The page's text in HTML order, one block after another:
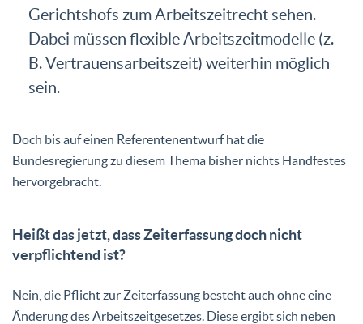
Gerichtshofs zum Arbeitszeitrecht sehen.
Dabei müssen flexible Arbeitszeitmodelle (z.
B. Vertrauensarbeitszeit) weiterhin möglich
sein.
Doch bis auf einen Referentenentwurf hat die
Bundesregierung zu diesem Thema bisher nichts Handfestes
hervorgebracht.
Heißt das jetzt, dass Zeiterfassung doch nicht
verpflichtend ist?
Nein, die Pflicht zur Zeiterfassung besteht auch ohne eine
Änderung des Arbeitszeitgesetzes. Diese ergibt sich neben